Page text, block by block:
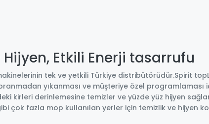
Hijyen, Etkili Enerji tasarrufu
tek ve yetkili Türkiye distribütörüdür.Spirit
yıkanması ve müşteriye özel
kirleri derinlemesine temizler ve yüzde yüz hijyen
çok fazla mop kullanılan yerler için temizlik ve hijyen